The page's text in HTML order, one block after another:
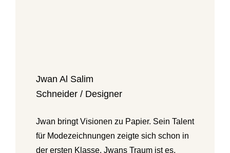
Jwan Al Salim
Schneider / Designer
Jwan bringt Visionen zu Papier. Sein Talent
für Modezeichnungen zeigte sich schon in
der ersten Klasse. Jwans Traum ist es,